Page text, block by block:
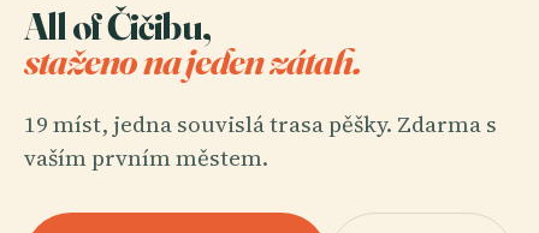
All of Čičibu,
staženo na jeden zátah.
19 míst, jedna souvislá trasa pěšky. Zdarma s
vaším prvním městem.